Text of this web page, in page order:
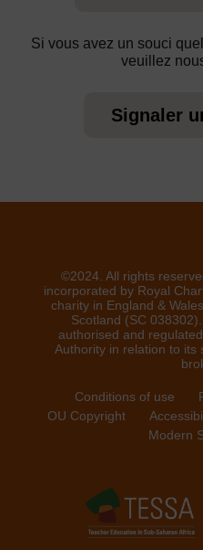
Si vous avez un souci
veuillez
Signaler
©2024. All rights
incorporated by Royal
charity in England &
Scotland (SC
authorised and
Authority in relation to its
Conditions of use
OU Copyright
Modern